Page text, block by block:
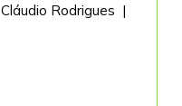
Cláudio Rodrigues SEMANA
|